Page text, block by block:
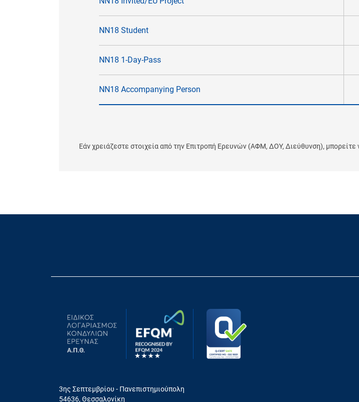
NN18 Student
NN18 1-Day-Pass
NN18 Accompanying Person
Εάν χρειάζεστε στοιχεία από την Επιτροπή Ερευνών (ΑΦΜ, ΔΟΥ, Διεύθυνση), μπορείτε
3ης Σεπτεμβρίου - Πανεπιστημιούπολη
54636, Θεσσαλονίκη